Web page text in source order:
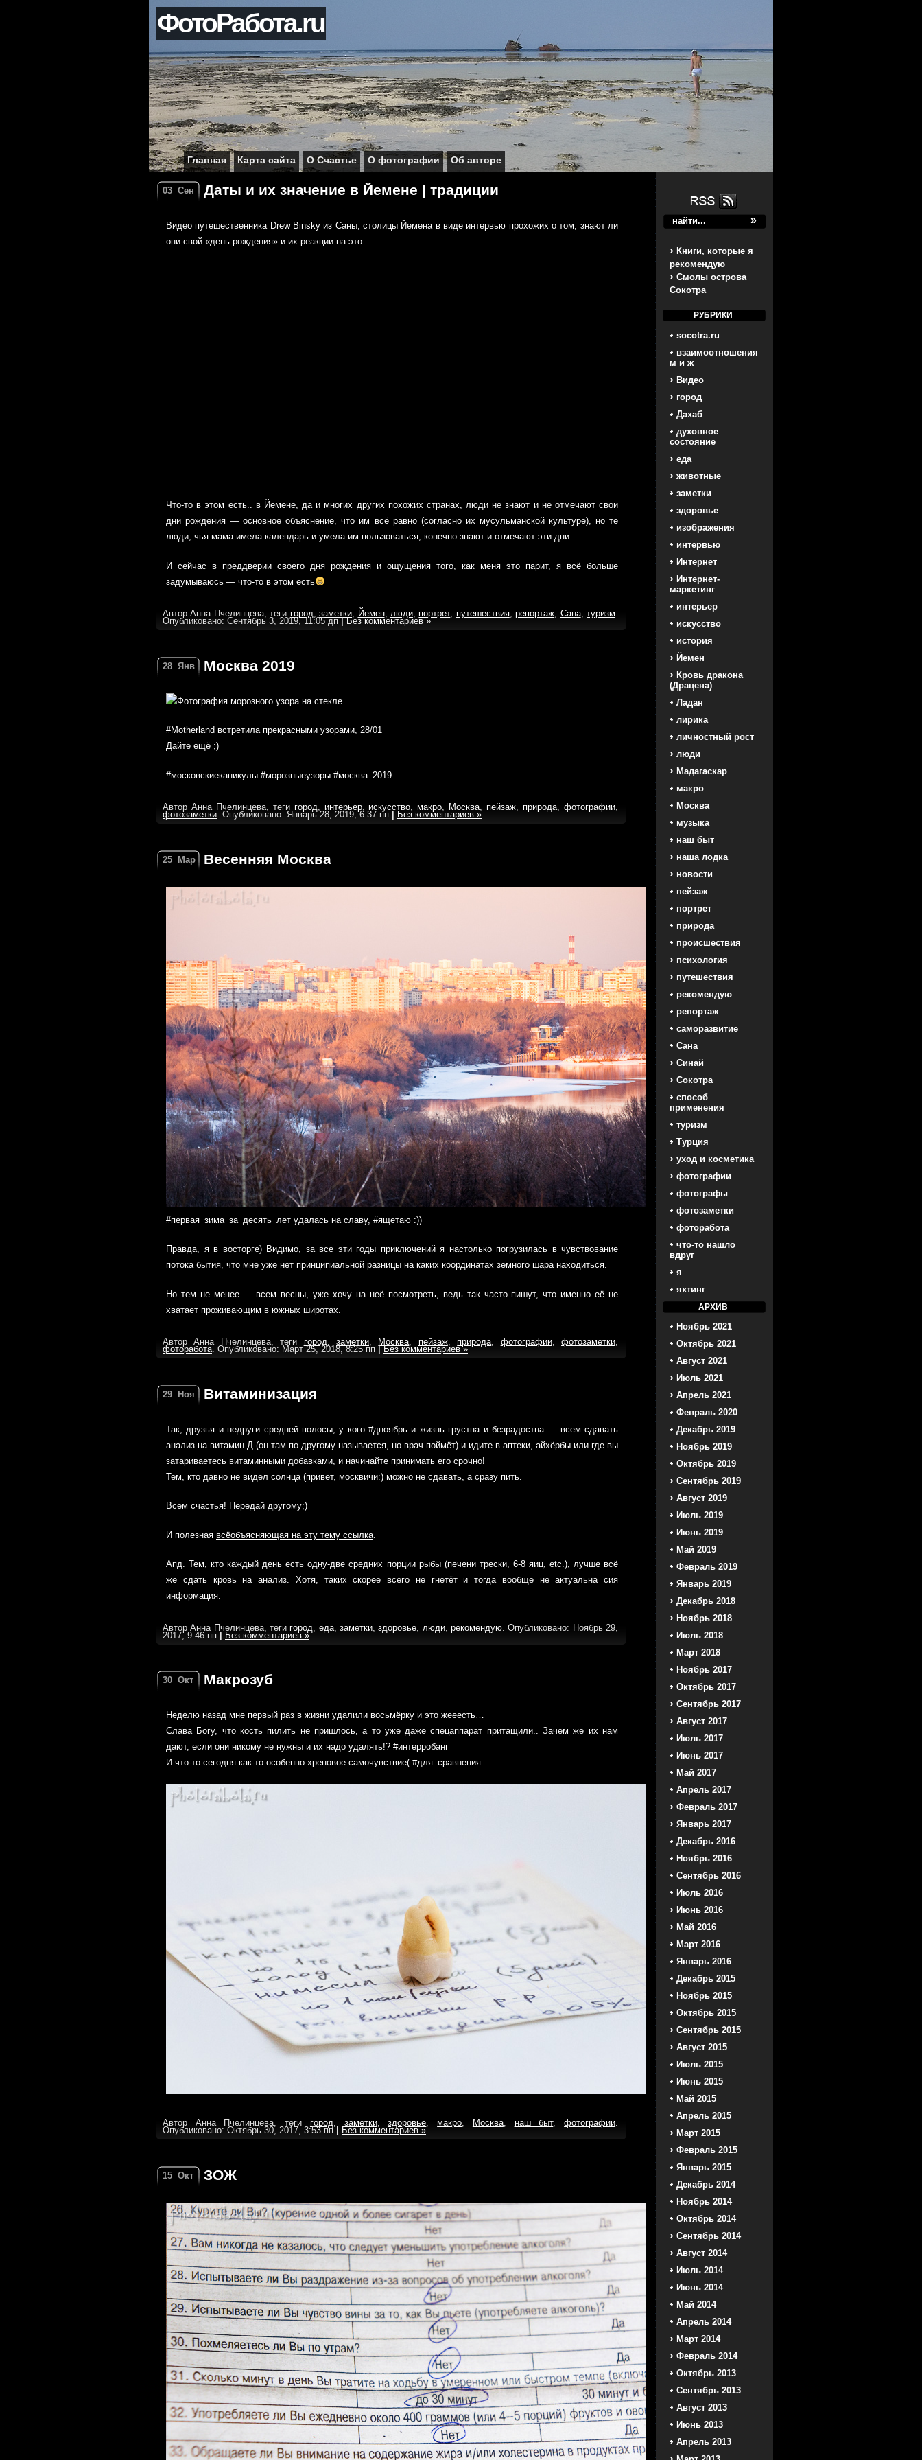
ФотоРабота.ru
Главная Карта сайта О Счастье О фотографии Об авторе
Книги, которые я
рекомендую
Смолы острова
Сокотра
РУБРИКИ
socotra.ru
взаимоотношения
м и ж
Видео
город
Дахаб
духовное
состояние
еда
животные
заметки
здоровье
изображения
интервью
Интернет
Интернет-
маркетинг
интерьер
искусство
история
Йемен
Кровь дракона
(Драцена)
Ладан
лирика
личностный рост
люди
Мадагаскар
макро
Москва
музыка
наш быт
наша лодка
новости
пейзаж
портрет
природа
происшествия
психология
путешествия
рекомендую
репортаж
саморазвитие
Сана
Синай
Сокотра
способ
применения
туризм
Турция
уход и косметика
фотографии
фотографы
фотозаметки
фоторабота
что-то нашло
вдруг
я
яхтинг
АРХИВ
Ноябрь 2021
Октябрь 2021
Август 2021
Июль 2021
Апрель 2021
Февраль 2020
Декабрь 2019
Ноябрь 2019
Октябрь 2019
Сентябрь 2019
Август 2019
Июль 2019
Июнь 2019
Май 2019
Февраль 2019
Январь 2019
Декабрь 2018
Ноябрь 2018
Июль 2018
Март 2018
Ноябрь 2017
Октябрь 2017
Сентябрь 2017
Август 2017
Июль 2017
Июнь 2017
Май 2017
Апрель 2017
Февраль 2017
Январь 2017
Декабрь 2016
Ноябрь 2016
Сентябрь 2016
Июль 2016
Июнь 2016
Май 2016
Март 2016
Январь 2016
Декабрь 2015
Ноябрь 2015
Октябрь 2015
Сентябрь 2015
Август 2015
Июль 2015
Июнь 2015
Май 2015
Апрель 2015
Март 2015
Февраль 2015
Январь 2015
Декабрь 2014
Ноябрь 2014
Октябрь 2014
Сентябрь 2014
Август 2014
Июль 2014
Июнь 2014
Май 2014
Апрель 2014
Март 2014
Февраль 2014
Октябрь 2013
Сентябрь 2013
Август 2013
Июнь 2013
Апрель 2013
03 Сен Даты и их значение в Йемене | традиции
Видео путешественника Drew Binsky из Саны, столицы Йемена в виде интервью прохожих о том, знают ли
они свой «день рождения» и их реакции на это:
Что-то в этом есть.. в Йемене, да и многих других похожих странах, люди не знают и не отмечают свои
дни рождения — основное объяснение, что им всё равно (согласно их мусульманской культуре), но те
люди, чья мама имела календарь и умела им пользоваться, конечно знают и отмечают эти дни.
И сейчас в преддверии своего дня рождения и ощущения того, как меня это парит, я всё больше
задумываюсь — что-то в этом есть
Автор Анна Пчелинцева, теги город,заметки, Йемен, люди,портрет, путешествия,репортаж, Сана,туризм.
Опубликовано: Сентябрь 3, 2019, 11:05 дп| Без комментариев »
28 Янв Москва 2019
#Motherland встретила прекрасными узорами, 28/01
Дайте ещё ;)
#московскиеканикулы #морозныеузоры #москва_2019
Автор Анна Пчелинцева, теги город, интерьер,искусство,макро, Москва,пейзаж,природа,фотографии,
фотозаметки. Опубликовано: Январь 28, 2019, 6:37 пп| Без комментариев »
25 Мар Весенняя Москва
#первая_зима_за_десять_лет удалась на славу, #ящетаю :))
Правда, я в восторге) Видимо, за все эти годы приключений я настолько погрузилась в чувствование
потока бытия, что мне уже нет принципиальной разницы на каких координатах земного шара находиться.
Но тем не менее — всем весны, уже хочу на неё посмотреть, ведь так часто пишут, что именно её не
хватает проживающим в южных широтах.
Автор Анна Пчелинцева, теги город,заметки, Москва, пейзаж,природа, фотографии,фотозаметки,
фоторабота. Опубликовано: Март 25, 2018, 8:25 пп | Без комментариев »
29 Ноя Витаминизация
Так, друзья и недруги средней полосы, у кого #дноябрь и жизнь грустна и безрадостна — всем сдавать
анализ на витамин Д (он там по-другому называется, но врач поймёт) и идите в аптеки, айхёрбы или где вы
затариваетесь витаминными добавками, и начинайте принимать его срочно!
Тем, кто давно не видел солнца (привет, москвичи:) можно не сдавать, а сразу пить.
Всем счастья! Передай другому;)
И полезная всёобъясняющая на эту тему ссылка
Апд. Тем, кто каждый день есть одну-две средних порции рыбы (печени трески, 6-8 яиц, etc.), лучше всё
же сдать кровь на анализ. Хотя, таких скорее всего не гнетёт и тогда вообще не актуальна сия
информация.
Автор Анна Пчелинцева, тегигород еда,заметки ,здоровье люди,рекомендую . Опубликовано: Ноябрь 29,
2017, 9:46 пп | Без комментариев »
30 Окт Макрозуб
Неделю назад мне первый раз в жизни удалили восьмёрку и это жееесть…
Слава Богу, что кость пилить не пришлось, а то уже даже cпецаппарат притащили.. Зачем же их нам
дают, если они никому не нужны и их надо удалять!? #интерробанг
И что-то сегодня как-то особенно хреновое самочувствие( #для_сравнения
Автор Анна Пчелинцева, теги город, заметки,здоровье,макро, Москва, наш быт,фотографии.
Опубликовано: Октябрь 30, 2017, 3:53 пп Без комментариев »
15 Окт ЗОЖ